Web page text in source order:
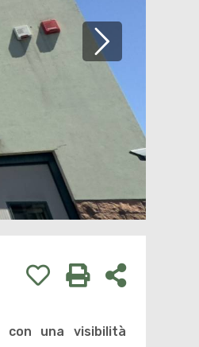
con una visibilità